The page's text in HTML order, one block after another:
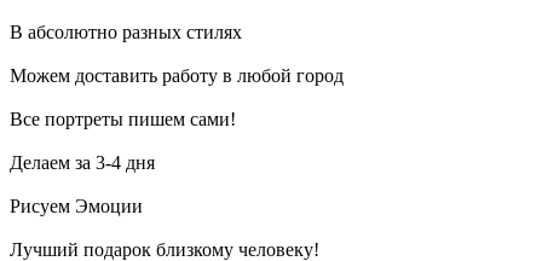
В абсолютно разных стилях
Можем доставить работу в любой город
Все портреты пишем сами!
Делаем за 3-4 дня
Рисуем Эмоции
Лучший подарок близкому человеку!